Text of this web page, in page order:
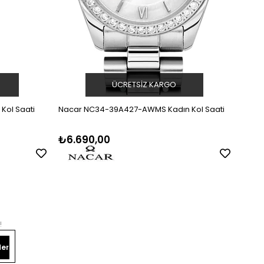
Saati Nacar NC34-39A427-AWMS Kadın Kol Saati
₺6.690,00
ÜCRETSIZ KARGO